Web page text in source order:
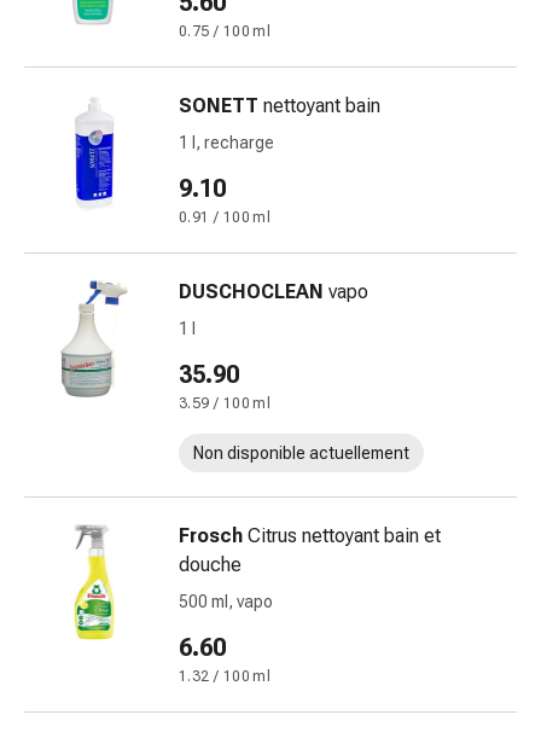
circulatoires
Arrêt
du
tabac
veineux
Troubles
Troubles
mémoire
concentration
Allergies
et
rhume
des
Antiallergiques
Peau
0.75 / 100 ml
SONETT nettoyant bain
1 l, recharge
9.10
0.91 / 100 ml
DUSCHOCLEAN vapo
1 l
35.90
3.59 / 100 ml
Non disponible actuellement
Frosch Citrus nettoyant bain et
douche
500 ml, vapo
6.60
1.32 / 100 ml